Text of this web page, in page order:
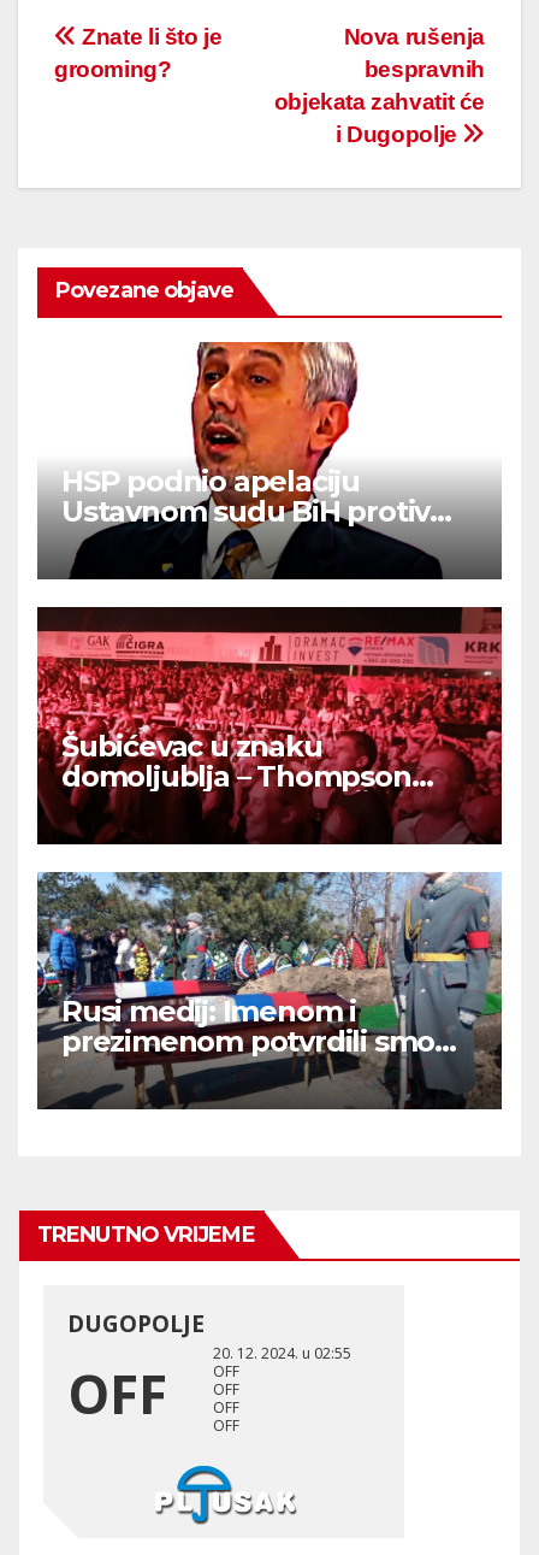
Post
navigation
Nova rušenja
bespravnih
objekata zahvatit će
i Dugopolje
Znate li što je
grooming?
Povezane objave
HSP podnio apelaciju
Ustavnom sudu BiH protiv
ovjere kandidature Slavena
Kovačevića
Šubićevac u znaku
domoljublja – Thompson
okupio tisuće ljudi u Šibeniku
Rusi medij: Imenom i
prezimenom potvrdili smo
236 000 Rusa poginulih u
Ukraini.
TRENUTNO VRIJEME